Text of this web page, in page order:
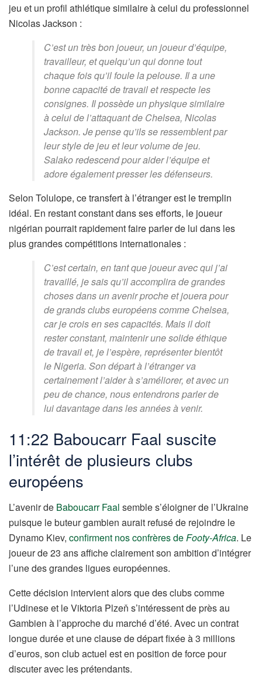
jeu et un profil athlétique similaire à celui du professionnel
Nicolas Jackson :
C’est un très bon joueur, un joueur d’équipe,
travailleur, et quelqu’un qui donne tout
chaque fois qu’il foule la pelouse. Il a une
bonne capacité de travail et respecte les
consignes. Il possède un physique similaire
à celui de l’attaquant de Chelsea, Nicolas
Jackson. Je pense qu’ils se ressemblent par
leur style de jeu et leur volume de jeu.
Salako redescend pour aider l’équipe et
adore également presser les défenseurs.
Selon Tolulope, ce transfert à l’étranger est le tremplin
idéal. En restant constant dans ses efforts, le joueur
nigérian pourrait rapidement faire parler de lui dans les
plus grandes compétitions internationales :
C’est certain, en tant que joueur avec qui j’ai
travaillé, je sais qu’il accomplira de grandes
choses dans un avenir proche et jouera pour
de grands clubs européens comme Chelsea,
car je crois en ses capacités. Mais il doit
rester constant, maintenir une solide éthique
de travail et, je l’espère, représenter bientôt
le Nigeria. Son départ à l’étranger va
certainement l’aider à s’améliorer, et avec un
peu de chance, nous entendrons parler de
lui davantage dans les années à venir.
11:22 Baboucarr Faal suscite
l’intérêt de plusieurs clubs
européens
L’avenir de Baboucarr Faal semble s’éloigner de l’Ukraine
puisque le buteur gambien aurait refusé de rejoindre le
Dynamo Kiev, confirment nos confrères deFooty-Africa. Le
joueur de 23 ans affiche clairement son ambition d’intégrer
l’une des grandes ligues européennes.
Cette décision intervient alors que des clubs comme
l’Udinese et le Viktoria Plzeň s’intéressent de près au
Gambien à l’approche du marché d’été. Avec un contrat
longue durée et une clause de départ fixée à 3 millions
d’euros, son club actuel est en position de force pour
discuter avec les prétendants.